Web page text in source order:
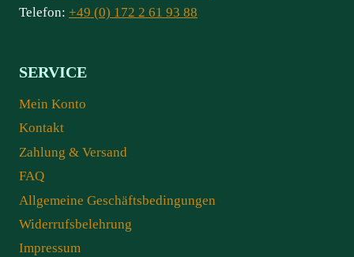
Telefon: +49 (0) 172 2 61 93 88
SERVICE
Mein Konto
Kontakt
Zahlung & Versand
FAQ
Allgemeine Geschäftsbedingungen
Widerrufsbelehrung
Impressum